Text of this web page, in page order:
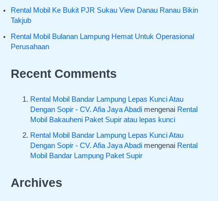
Rental Mobil Ke Bukit PJR Sukau View Danau Ranau Bikin
Takjub
Rental Mobil Bulanan Lampung Hemat Untuk Operasional
Perusahaan
Recent Comments
Rental Mobil Bandar Lampung Lepas Kunci Atau
Dengan Sopir - CV. Afia Jaya Abadi mengenai Rental
Mobil Bakauheni Paket Supir atau lepas kunci
Rental Mobil Bandar Lampung Lepas Kunci Atau
Dengan Sopir - CV. Afia Jaya Abadi mengenai Rental
Mobil Bandar Lampung Paket Supir
Archives